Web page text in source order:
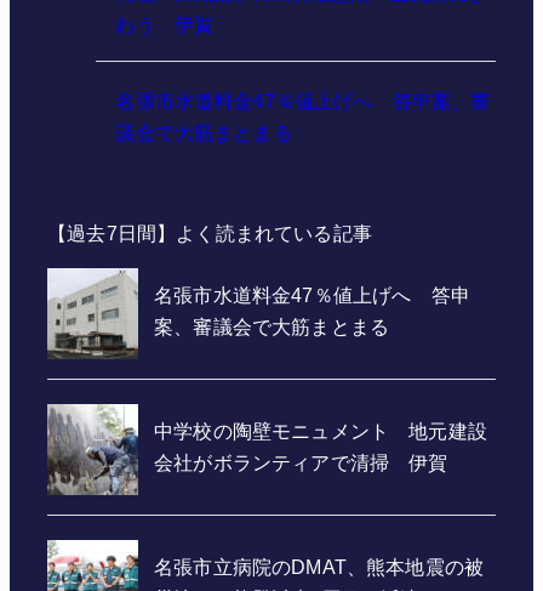
わう 伊賀
名張市水道料金47％値上げへ 答申案、審
議会で大筋まとまる
【過去7日間】よく読まれている記事